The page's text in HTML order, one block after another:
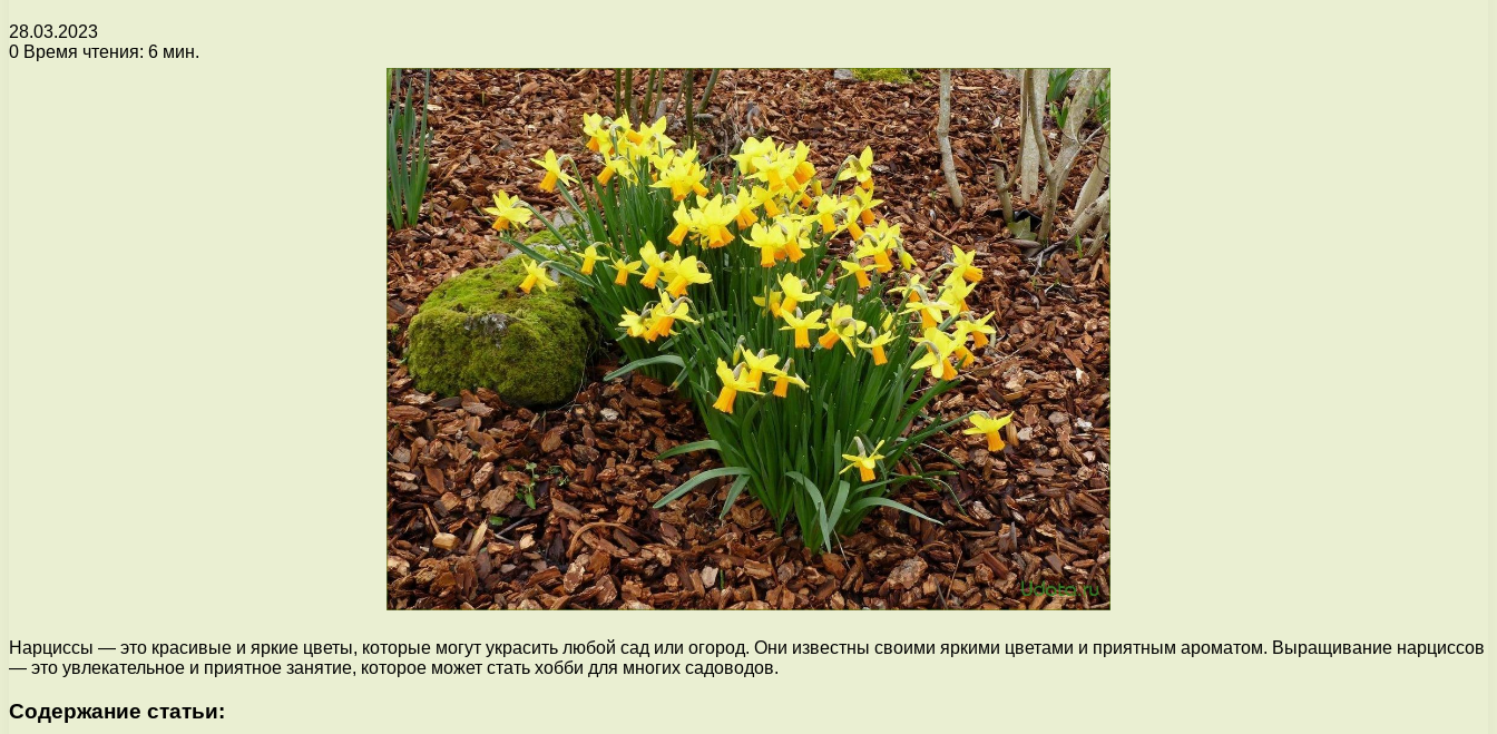
28.03.2023
0 Время чтения: 6 мин.
Нарциссы — это красивые и яркие цветы, которые могут украсить любой сад или огород. Они известны своими яркими цветами и приятным ароматом. Выращивание нарциссов
— это увлекательное и приятное занятие, которое может стать хобби для многих садоводов.
Содержание статьи: